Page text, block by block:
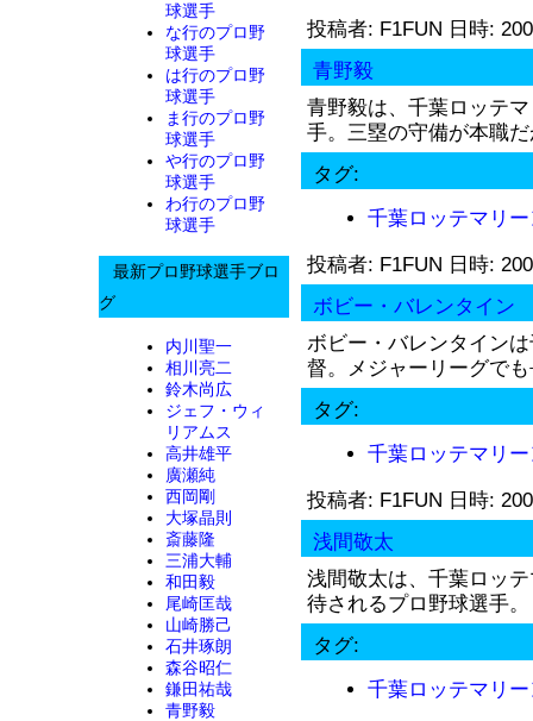
球選手
な行のプロ野
球選手
は行のプロ野
球選手
ま行のプロ野
球選手
や行のプロ野
球選手
わ行のプロ野
球選手
最新プロ野球選手ブロ
グ
内川聖一
相川亮二
鈴木尚広
ジェフ・ウィ
リアムス
高井雄平
廣瀬純
西岡剛
大塚晶則
斎藤隆
三浦大輔
和田毅
尾崎匡哉
山崎勝己
石井琢朗
森谷昭仁
鎌田祐哉
青野毅
投稿者: F1FUN 日時:
青野毅
青野毅は、千葉ロッテ
手。三塁の守備が本職
タグ:
千葉ロッテマリ
投稿者: F1FUN 日時:
ボビー・バレンタイン
ボビー・バレンタイン
督。メジャーリーグで
タグ:
千葉ロッテマリ
投稿者: F1FUN 日時:
浅間敬太
浅間敬太は、千葉ロッ
待されるプロ野球選手
タグ:
千葉ロッテマリ